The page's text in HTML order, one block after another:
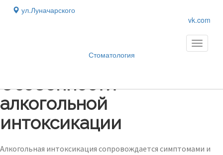
ул.Луначарского
vk.com
Стоматология
Toggle
Особенности
алкогольной
интоксикации
Алкогольная интоксикация сопровождается симптомами и